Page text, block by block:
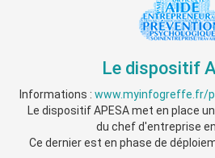
Le dispositif
Informations : www.myinfogreffe.fr/
Le dispositif APESA met en place
du chef d'entreprise
Ce dernier est en phase de